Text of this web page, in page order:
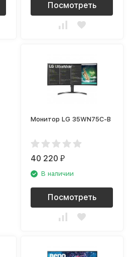
Посмотреть
Монитор LG 35WN75C-B
40 220₽
В наличии
Посмотреть